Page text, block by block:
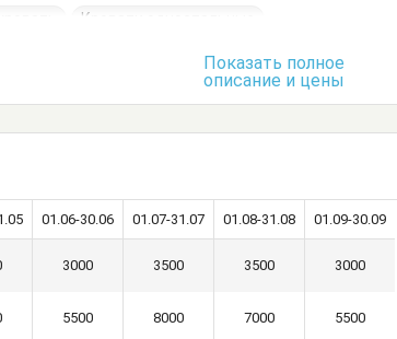
Кровати односпальные
Показать полное
описание и цены
01.06-30.06 01.07-31.07 01.08-31.08 01.09-30.09
3000 3500 3500 3000
5500 8000 7000 5500